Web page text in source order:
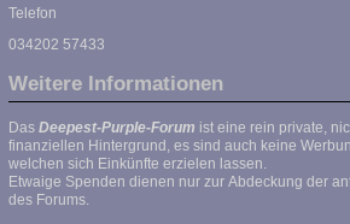
Telefon
034202 57433
Weitere Informationen
Das Deepest-Purple-Forum ist eine rein private,
finanziellen Hintergrund, es sind auch keine
welchen sich Einkünfte erzielen lassen.
Etwaige Spenden dienen nur zur Abdeckung der
des Forums.